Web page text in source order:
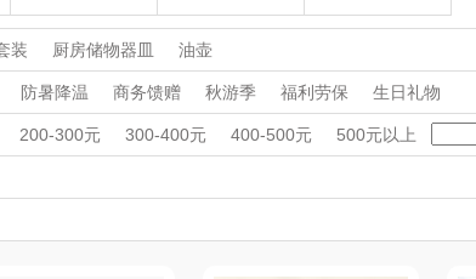
途柏丽TOBERLIR momo（杯壶）
雨伞）
西屋（运动户外） 非一FETANA 乐扣乐扣（家居/
装 厨房储物器皿 油壶
防暑降温 商务馈赠 秋游季 福利劳保
生日礼物
季礼品 开门红专区 伴手礼盒 会议礼品
国潮文创
酒店旅游 高校礼品 女神节 奶企礼品
银行礼品
品 进店礼 情人节 七夕节 建党节 圣诞节
教师节
200-300元 300-400元 400-500元 500元以上